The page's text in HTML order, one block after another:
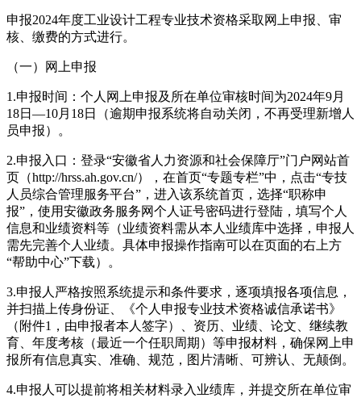
申报2024年度工业设计工程专业技术资格采取网上申报、审
核、缴费的方式进行。
（一）网上申报
1.申报时间：个人网上申报及所在单位审核时间为2024年9月
18日—10月18日（逾期申报系统将自动关闭，不再受理新增人
员申报）。
2.申报入口：登录“安徽省人力资源和社会保障厅”门户网站首
页（http://hrss.ah.gov.cn/），在首页“专题专栏”中，点击“专技
人员综合管理服务平台”，进入该系统首页，选择“职称申
报”，使用安徽政务服务网个人证号密码进行登陆，填写个人
信息和业绩资料等（业绩资料需从本人业绩库中选择，申报人
需先完善个人业绩。具体申报操作指南可以在页面的右上方
“帮助中心”下载）。
3.申报人严格按照系统提示和条件要求，逐项填报各项信息，
并扫描上传身份证、《个人申报专业技术资格诚信承诺书》
（附件1，由申报者本人签字）、资历、业绩、论文、继续教
育、年度考核（最近一个任职周期）等申报材料，确保网上申
报所有信息真实、准确、规范，图片清晰、可辨认、无颠倒。
4.申报人可以提前将相关材料录入业绩库，并提交所在单位审